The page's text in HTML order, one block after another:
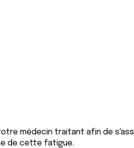
médecin traitant afin de
de cette fatigue.